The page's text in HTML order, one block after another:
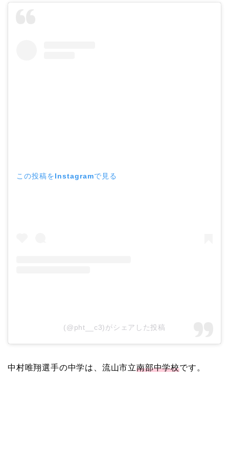
この投稿をInstagramで見る
(@pht__c3)がシェアした投稿
中村唯翔選手の中学は、流山市立南部中学校です。